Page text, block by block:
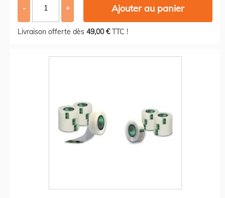
- + Ajouter au panier
Livraison offerte dès 49,00 €TTC !